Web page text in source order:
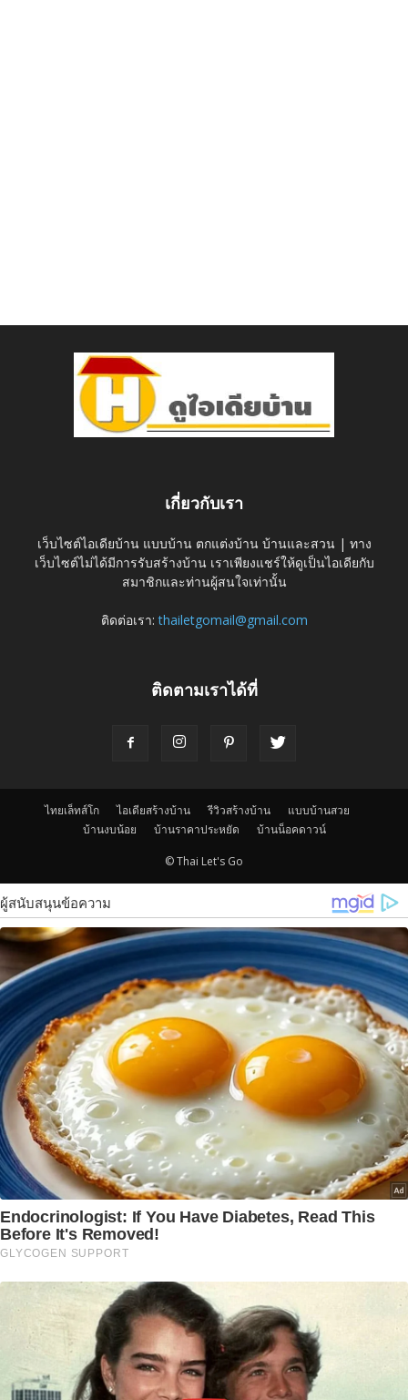
เกี่ยวกับเรา
เว็บไซต์ไอเดียบ้าน แบบบ้าน ตกแต่งบ้าน บ้านและสวน | ทาง
เว็บไซต์ไม่ได้มีการรับสร้างบ้าน เราเพียงแชร์ให้ดูเป็นไอเดียกับ
สมาชิกและท่านผู้สนใจเท่านั้น
ติดต่อเรา:thailetgomail@gmail.com
ติดตามเราได้ที่
ไทยเล็ทส์โก ไอเดียสร้างบ้าน รีวิวสร้างบ้าน
แบบบ้านสวย
บ้านงบน้อย
บ้านราคาประหยัด บ้านน็อคดาวน์
© Thai Let's Go